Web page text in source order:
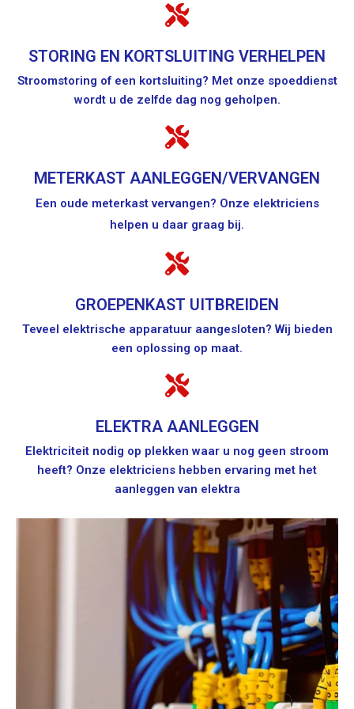
STORING EN KORTSLUITING VERHELPEN
Stroomstoring of een kortsluiting? Met onze spoeddienst
wordt u de zelfde dag nog geholpen.
METERKAST AANLEGGEN/VERVANGEN
Een oude meterkast vervangen? Onze elektriciens
helpen u daar graag bij.
GROEPENKAST UITBREIDEN
Teveel elektrische apparatuur aangesloten? Wij bieden
een oplossing op maat.
ELEKTRA AANLEGGEN
Elektriciteit nodig op plekken waar u nog geen stroom
heeft? Onze elektriciens hebben ervaring met het
aanleggen van elektra